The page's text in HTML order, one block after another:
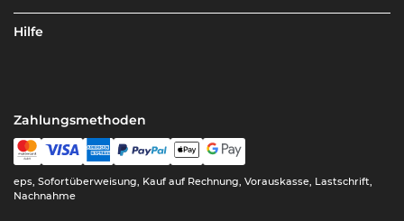
Hilfe
Zahlungsmethoden
eps, Sofortüberweisung, Kauf auf Rechnung, Vorauskasse, Lastschrift,
Nachnahme